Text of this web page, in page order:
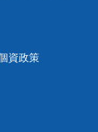
資政策